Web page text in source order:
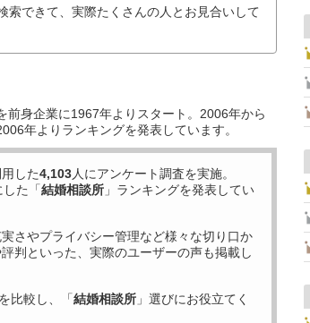
索できて、実際たくさんの人とお見合いして
前身企業に1967年よりスタート。2006年から
年よりランキングを発表しています。
した4,103人にアンケート調査を実施。
た「結婚相談所 」ランキングを発表してい
さやプライバシー管理など様々な切り口か
判といった、実際のユーザーの声も掲載し
比較し、「結婚相談所 」選びにお役立てく